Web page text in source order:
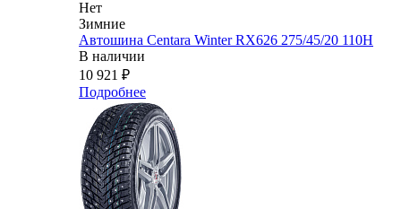
Нет
Зимние
Автошина Centara Winter RX626 275/45/20 110H
В наличии
10 921 ₽
Подробнее